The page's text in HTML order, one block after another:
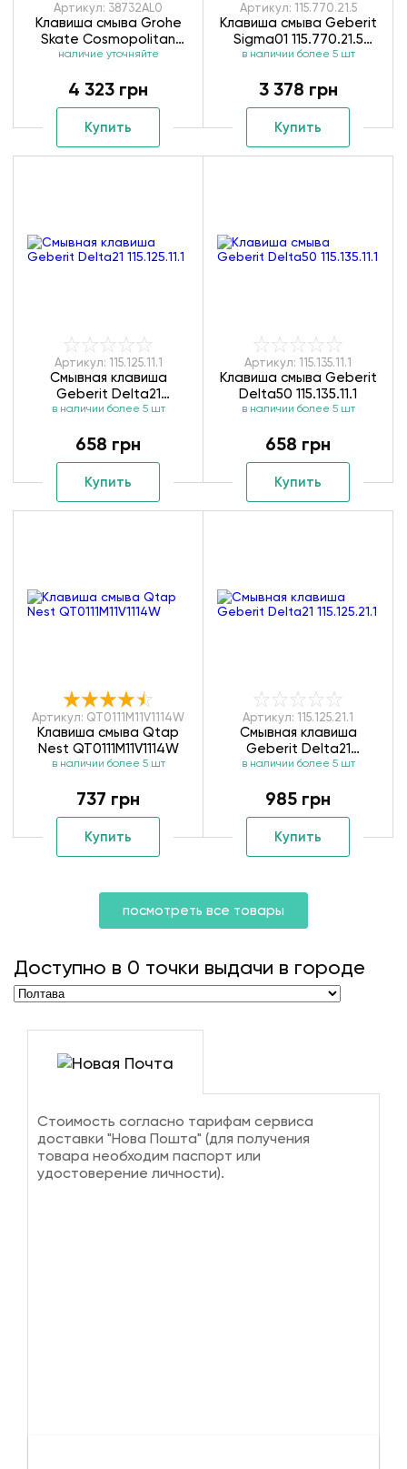
Артикул: 38732AL0
Клавиша смыва Grohe
Skate Cosmopolitan
38732AL0
наличие уточняйте
4 323 грн
Купить
Артикул: 115.770.21.5
Клавиша смыва Geberit
Sigma01 115.770.21.5
глянцевый хром
в наличии более 5 шт
3 378 грн
Купить
Артикул: 115.125.11.1
Смывная клавиша
Geberit Delta21
115.125.11.1
в наличии более 5 шт
658 грн
Купить
Артикул: 115.135.11.1
Клавиша смыва Geberit
Delta50 115.135.11.1
в наличии более 5 шт
658 грн
Купить
Артикул: QT0111M11V1114W
Клавиша смыва Qtap
Nest QT0111M11V1114W
в наличии более 5 шт
737 грн
Купить
Артикул: 115.125.21.1
Смывная клавиша
Geberit Delta21
115.125.21.1
в наличии более 5 шт
985 грн
Купить
посмотреть все товары
Доступно в 0 точки выдачи в городе
Стоимость согласно тарифам сервиса
доставки "Нова Пошта" (для получения
товара необходим паспорт или
удостоверение личности).